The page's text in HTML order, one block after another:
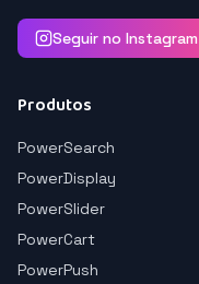
Seguir no Instagram
Produtos
PowerSearch
PowerDisplay
PowerSlider
PowerCart
PowerPush